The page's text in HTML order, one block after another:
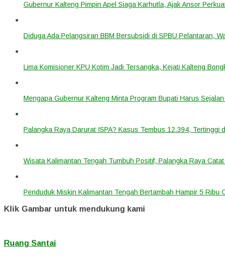
Gubernur Kalteng Pimpin Apel Siaga Karhutla, Ajak Ansor
Diduga Ada Pelangsiran BBM Bersubsidi di SPBU Pelantaran,
Lima Komisioner KPU Kotim Jadi Tersangka, Kejati Kalteng
Mengapa Gubernur Kalteng Minta Program Bupati Harus
Palangka Raya Darurat ISPA? Kasus Tembus 12.394, Tertinggi
Wisata Kalimantan Tengah Tumbuh Positif, Palangka Raya
Penduduk Miskin Kalimantan Tengah Bertambah Hampir 5 Ribu
Klik Gambar untuk mendukung kami
Ruang Santai